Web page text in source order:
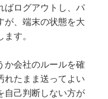
ばログアウトし、パ
が、端末の状態を大
す。
か会社のルールを確
れたまま送ってよい
自己判断しない方が